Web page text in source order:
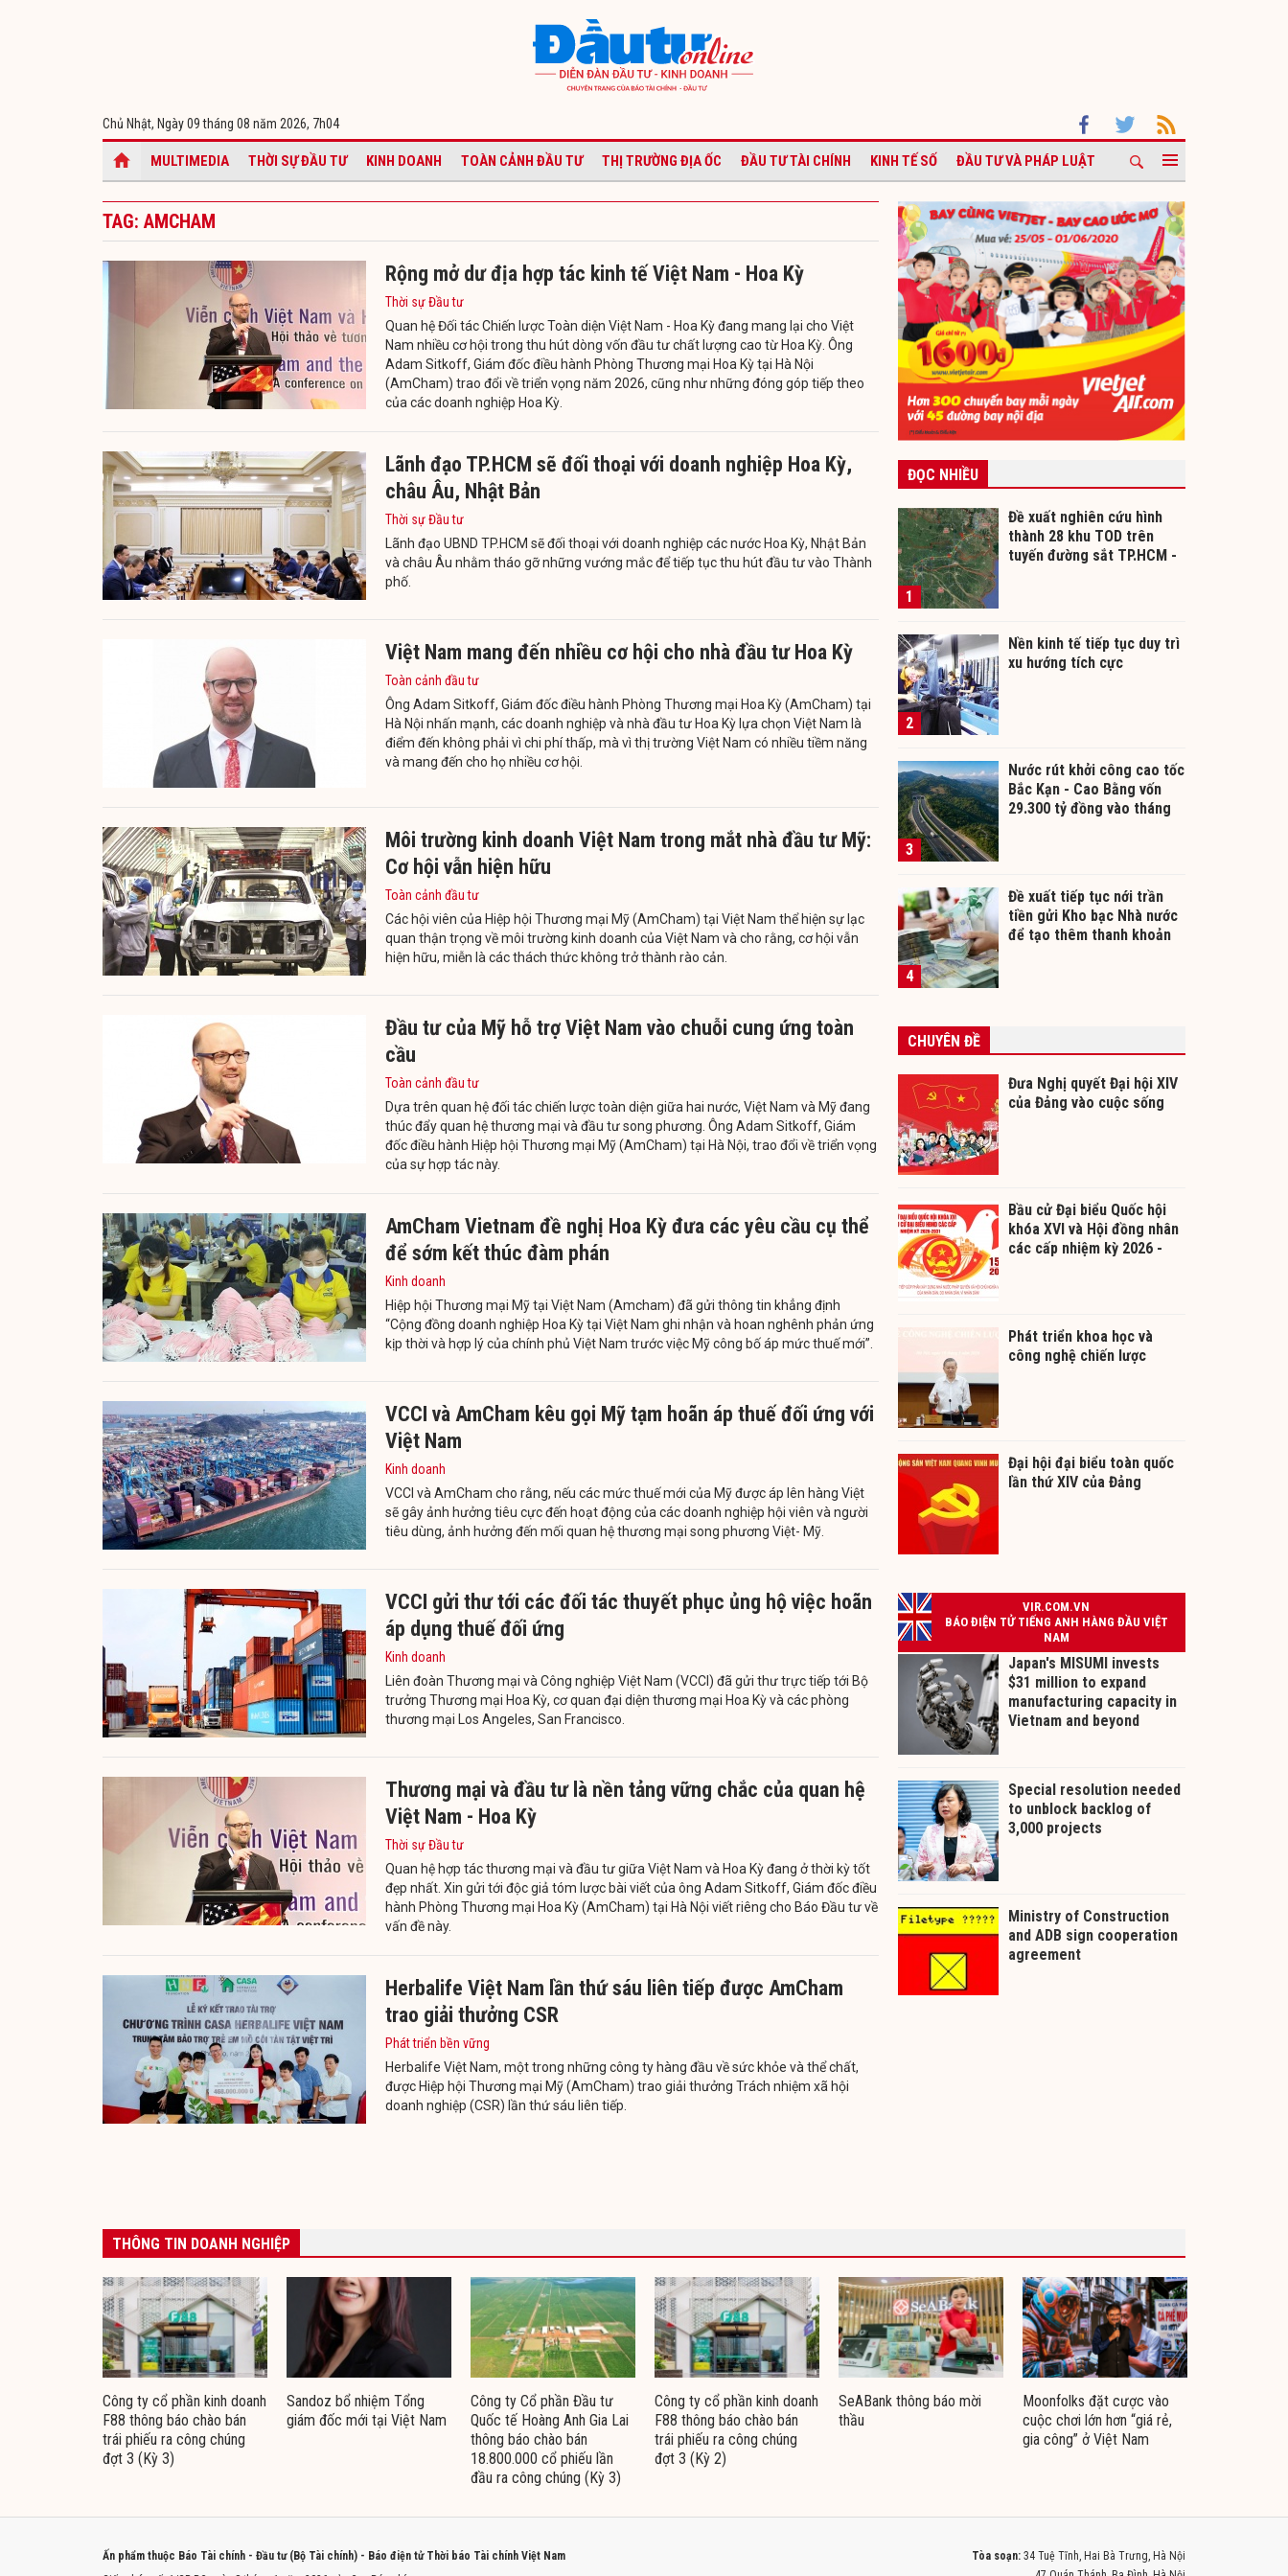
Chủ Nhật, Ngày 09 tháng 08 năm 2026, 7h04
MULTIMEDIA THỜI SỰ ĐẦU TƯ KINH DOANH TOÀN CẢNH ĐẦU TƯ THỊ TRƯỜNG ĐỊA ỐC ĐẦU TƯ TÀI CHÍNH KINH TẾ SỐ ĐẦU TƯ VÀ PHÁP LUẬT
TAG: AMCHAM
Rộng mở dư địa hợp tác kinh tế Việt Nam - Hoa Kỳ
Thời sự Đầu tư
Quan hệ Đối tác Chiến lược Toàn diện Việt Nam - Hoa Kỳ đang mang lại cho Việt
Nam nhiều cơ hội trong thu hút dòng vốn đầu tư chất lượng cao từ Hoa Kỳ. Ông
Adam Sitkoff, Giám đốc điều hành Phòng Thương mại Hoa Kỳ tại Hà Nội
(AmCham) trao đổi về triển vọng năm 2026, cũng như những đóng góp tiếp theo
của các doanh nghiệp Hoa Kỳ.
Lãnh đạo TP.HCM sẽ đối thoại với doanh nghiệp Hoa Kỳ,
châu Âu, Nhật Bản
Thời sự Đầu tư
Lãnh đạo UBND TP.HCM sẽ đối thoại với doanh nghiệp các nước Hoa Kỳ, Nhật Bản
và châu Âu nhằm tháo gỡ những vướng mắc để tiếp tục thu hút đầu tư vào Thành
phố.
Việt Nam mang đến nhiều cơ hội cho nhà đầu tư Hoa Kỳ
Toàn cảnh đầu tư
Ông Adam Sitkoff, Giám đốc điều hành Phòng Thương mại Hoa Kỳ (AmCham) tại
Hà Nội nhấn mạnh, các doanh nghiệp và nhà đầu tư Hoa Kỳ lựa chọn Việt Nam là
điểm đến không phải vì chi phí thấp, mà vì thị trường Việt Nam có nhiều tiềm năng
và mang đến cho họ nhiều cơ hội.
Môi trường kinh doanh Việt Nam trong mắt nhà đầu tư Mỹ:
Cơ hội vẫn hiện hữu
Toàn cảnh đầu tư
Các hội viên của Hiệp hội Thương mại Mỹ (AmCham) tại Việt Nam thể hiện sự lạc
quan thận trọng về môi trường kinh doanh của Việt Nam và cho rằng, cơ hội vẫn
hiện hữu, miễn là các thách thức không trở thành rào cản.
Đầu tư của Mỹ hỗ trợ Việt Nam vào chuỗi cung ứng toàn
cầu
Toàn cảnh đầu tư
Dựa trên quan hệ đối tác chiến lược toàn diện giữa hai nước, Việt Nam và Mỹ đang
thúc đẩy quan hệ thương mại và đầu tư song phương. Ông Adam Sitkoff, Giám
đốc điều hành Hiệp hội Thương mại Mỹ (AmCham) tại Hà Nội, trao đổi về triển vọng
của sự hợp tác này.
AmCham Vietnam đề nghị Hoa Kỳ đưa các yêu cầu cụ thể
để sớm kết thúc đàm phán
Kinh doanh
Hiệp hội Thương mại Mỹ tại Việt Nam (Amcham) đã gửi thông tin khẳng định
“Cộng đồng doanh nghiệp Hoa Kỳ tại Việt Nam ghi nhận và hoan nghênh phản ứng
kịp thời và hợp lý của chính phủ Việt Nam trước việc Mỹ công bố áp mức thuế mới”.
VCCI và AmCham kêu gọi Mỹ tạm hoãn áp thuế đối ứng với
Việt Nam
Kinh doanh
VCCI và AmCham cho rằng, nếu các mức thuế mới của Mỹ được áp lên hàng Việt
sẽ gây ảnh hưởng tiêu cực đến hoạt động của các doanh nghiệp hội viên và người
tiêu dùng, ảnh hưởng đến mối quan hệ thương mại song phương Việt- Mỹ.
VCCI gửi thư tới các đối tác thuyết phục ủng hộ việc hoãn
áp dụng thuế đối ứng
Kinh doanh
Liên đoàn Thương mại và Công nghiệp Việt Nam (VCCI) đã gửi thư trực tiếp tới Bộ
trưởng Thương mại Hoa Kỳ, cơ quan đại diện thương mại Hoa Kỳ và các phòng
thương mại Los Angeles, San Francisco.
Thương mại và đầu tư là nền tảng vững chắc của quan hệ
Việt Nam - Hoa Kỳ
Thời sự Đầu tư
Quan hệ hợp tác thương mại và đầu tư giữa Việt Nam và Hoa Kỳ đang ở thời kỳ tốt
đẹp nhất. Xin gửi tới độc giả tóm lược bài viết của ông Adam Sitkoff, Giám đốc điều
hành Phòng Thương mại Hoa Kỳ (AmCham) tại Hà Nội viết riêng cho Báo Đầu tư về
vấn đề này.
Herbalife Việt Nam lần thứ sáu liên tiếp được AmCham
trao giải thưởng CSR
Phát triển bền vững
Herbalife Việt Nam, một trong những công ty hàng đầu về sức khỏe và thể chất,
được Hiệp hội Thương mại Mỹ (AmCham) trao giải thưởng Trách nhiệm xã hội
doanh nghiệp (CSR) lần thứ sáu liên tiếp.
ĐỌC NHIỀU
1
Đề xuất nghiên cứu hình
thành 28 khu TOD trên
tuyến đường sắt TP.HCM -
2
Nền kinh tế tiếp tục duy trì
xu hướng tích cực
3
Nước rút khởi công cao tốc
Bắc Kạn - Cao Bằng vốn
29.300 tỷ đồng vào tháng
4
Đề xuất tiếp tục nới trần
tiền gửi Kho bạc Nhà nước
để tạo thêm thanh khoản
CHUYÊN ĐỀ
Đưa Nghị quyết Đại hội XIV
của Đảng vào cuộc sống
Bầu cử Đại biểu Quốc hội
khóa XVI và Hội đồng nhân
các cấp nhiệm kỳ 2026 -
Phát triển khoa học và
công nghệ chiến lược
Đại hội đại biểu toàn quốc
lần thứ XIV của Đảng
THÔNG TIN DOANH NGHIỆP
Công ty cổ phần kinh doanh
F88 thông báo chào bán
trái phiếu ra công chúng
đợt 3 (Kỳ 3)
Sandoz bổ nhiệm Tổng
giám đốc mới tại Việt Nam
Công ty Cổ phần Đầu tư
Quốc tế Hoàng Anh Gia Lai
thông báo chào bán
18.800.000 cổ phiếu lần
đầu ra công chúng (Kỳ 3)
Công ty cổ phần kinh doanh
F88 thông báo chào bán
trái phiếu ra công chúng
đợt 3 (Kỳ 2)
SeABank thông báo mời
thầu
Moonfolks đặt cược vào
cuộc chơi lớn hơn “giá rẻ,
gia công” ở Việt Nam
Ấn phẩm thuộc Báo Tài chính - Đầu tư (Bộ Tài chính) - Báo điện tử Thời báo Tài chính Việt Nam
Tòa soạn: 34 Tuệ Tĩnh, Hai Bà Trưng, Hà Nội